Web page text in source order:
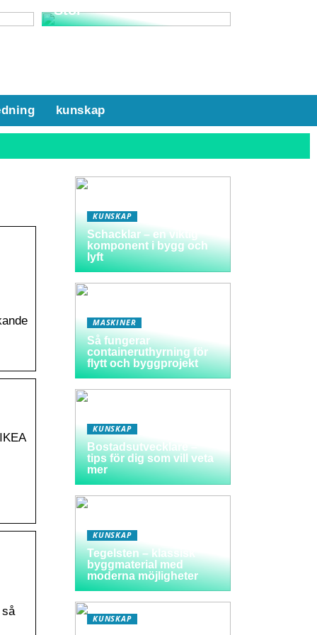
Stol
kunskap
så
KUNSKAP
Schacklar – en viktig
komponent i bygg och
lyft
MASKINER
Så fungerar
containeruthyrning för
flytt och byggprojekt
KUNSKAP
Bostadsutvecklare –
tips för dig som vill veta
mer
KUNSKAP
Tegelsten – klassisk
byggmaterial med
moderna möjligheter
KUNSKAP